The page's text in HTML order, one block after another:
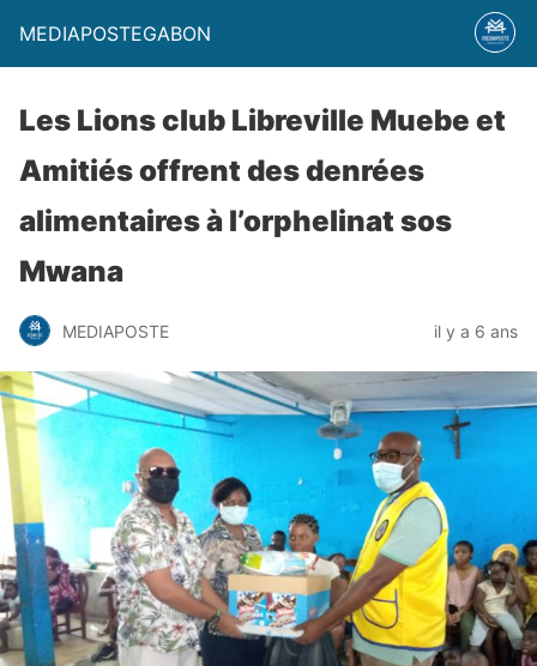
MEDIAPOSTEGABON
Les Lions club Libreville Muebe et
Amitiés offrent des denrées
alimentaires à l’orphelinat sos
Mwana
MEDIAPOSTE il y a 6 ans